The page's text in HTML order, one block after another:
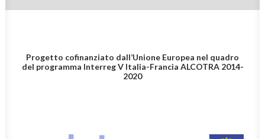
Progetto cofinanziato dall’Unione Europea nel quadro
del programma Interreg V Italia-Francia ALCOTRA 2014-
2020